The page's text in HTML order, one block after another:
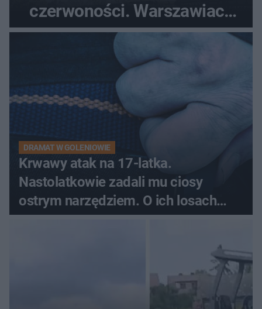
czerwoności. Warszawiacy
pytali, czy to Mad Max!
DRAMAT W GOLENIOWIE
Krwawy atak na 17-latka.
Nastolatkowie zadali mu ciosy
ostrym narzędziem. O ich losach
zdecyduje sąd rodzinny